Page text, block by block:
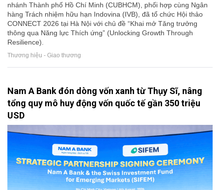
nhánh Thành phố Hồ Chí Minh (CUBHCM), phối hợp cùng Ngân
hàng Trách nhiệm hữu hạn Indovina (IVB), đã tổ chức Hội thảo
CONNECT 2026 tại Hà Nội với chủ đề “Khai mở Tăng trưởng
thông qua Năng lực Thích ứng” (Unlocking Growth Through
Resilience).
Thương hiệu - Giao thương
Nam A Bank đón dòng vốn xanh từ Thụy Sĩ, nâng
tổng quy mô huy động vốn quốc tế gần 350 triệu
USD